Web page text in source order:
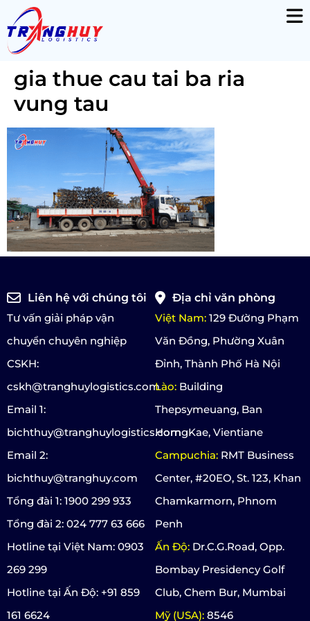
gia thue cau tai ba ria
vung tau
Liên hệ với chúng tôi
Tư vấn giải pháp vận
chuyển chuyên nghiệp
CSKH:
cskh@tranghuylogistics.com
Email 1:
bichthuy@tranghuylogistics.com
Email 2:
bichthuy@tranghuy.com
Tổng đài 1: 1900 299 933
Tổng đài 2: 024 777 63 666
Hotline tại Việt Nam: 0903
269 299
Hotline tại Ấn Độ: +91 859
161 6624
Địa chỉ văn phòng
Việt Nam: 129 Đường Phạm
Văn Đồng, Phường Xuân
Đỉnh, Thành Phố Hà Nội
Lào: Building
Thepsymeuang, Ban
HorngKae, Vientiane
Campuchia: RMT Business
Center, #20EO, St. 123, Khan
Chamkarmorn, Phnom
Penh
Ấn Độ: Dr.C.G.Road, Opp.
Bombay Presidency Golf
Club, Chem Bur, Mumbai
Mỹ (USA): 8546